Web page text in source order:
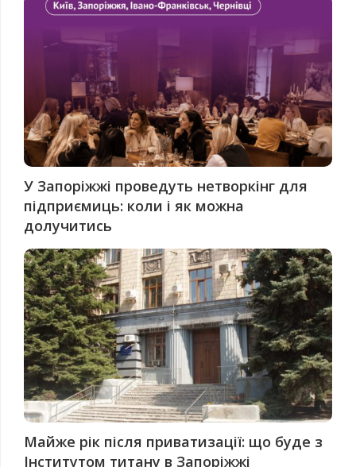
У Запоріжжі проведуть нетворкінг для
підприємиць: коли і як можна
долучитись
Майже рік після приватизації: що буде з
Інститутом титану в Запоріжжі